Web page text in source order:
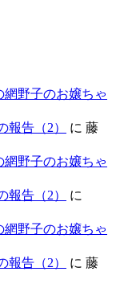
野子のお嬢ちゃ
報告（2）
に 藤
野子のお嬢ちゃ
報告（2）
に
野子のお嬢ちゃ
報告（2）
に 藤